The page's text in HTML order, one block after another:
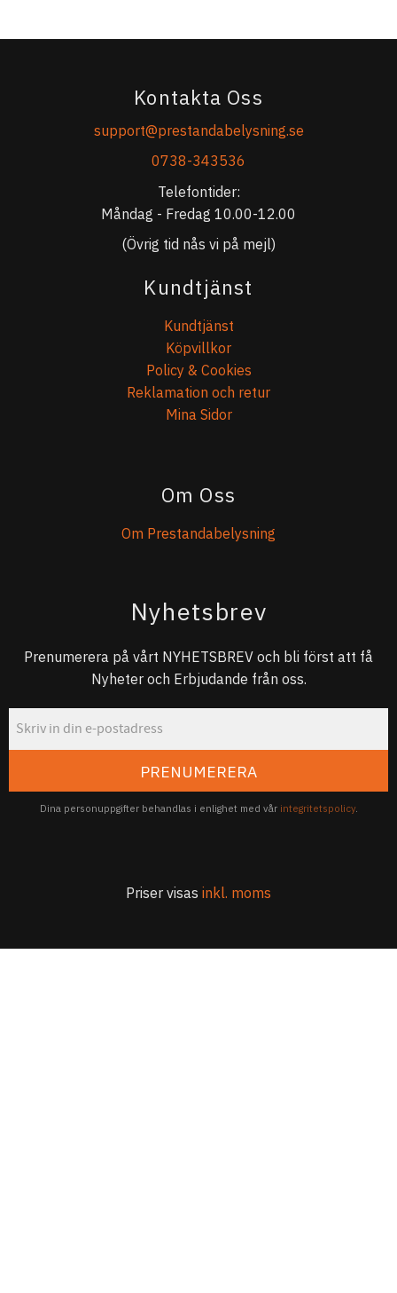
Kontakta Oss
support@prestandabelysning.se
0738-343536
Telefontider:
Måndag - Fredag 10.00-12.00
(Övrig tid nås vi på mejl)
Kundtjänst
Kundtjänst
Köpvillkor
Policy & Cookies
Reklamation och retur
Mina Sidor
Om Oss
Om Prestandabelysning
Nyhetsbrev
Prenumerera på vårt NYHETSBREV och bli först att få
Nyheter och Erbjudande från oss.
PRENUMERERA
Dina personuppgifter behandlas i enlighet med vår integritetspolicy.
Priser visas inkl. moms